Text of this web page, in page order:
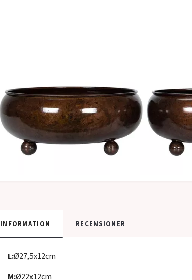
INFORMATION RECENSIONER
L:Ø27,5x12cm
M:Ø22x12cm